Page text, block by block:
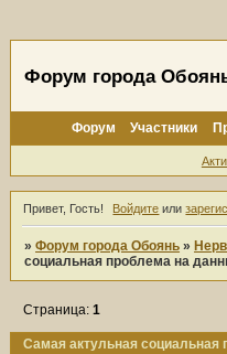
Форум города
Форум Участники
Привет, Гость! Войдите или
»Форум города Обоянь »
социальная проблема на
Самая актульная
Страница:1